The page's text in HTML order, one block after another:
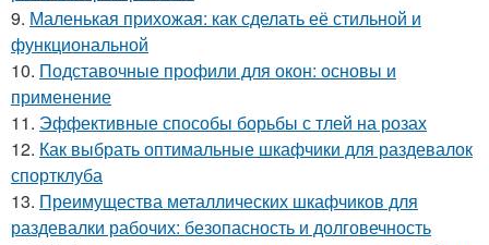
9. Маленькая прихожая: как сделать её стильной и
функциональной
10. Подставочные профили для окон: основы и
применение
11. Эффективные способы борьбы с тлей на розах
12. Как выбрать оптимальные шкафчики для раздевалок
спортклуба
13. Преимущества металлических шкафчиков для
раздевалки рабочих: безопасность и долговечность